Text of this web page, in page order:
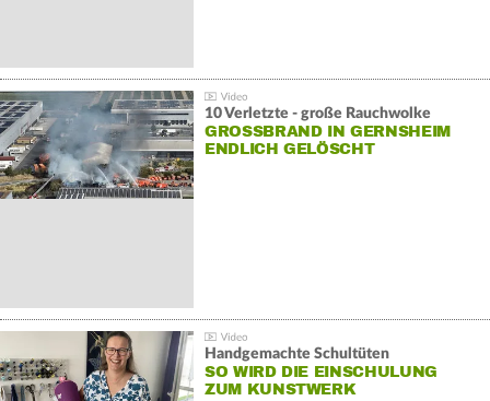
10 Verletzte - große Rauchwolke
GROSSBRAND IN GERNSHEIM E
NDLICH GELÖSCHT
Handgemachte Schultüten
SO WIRD DIE EINSCHULUNG
ZUM KUNSTWERK